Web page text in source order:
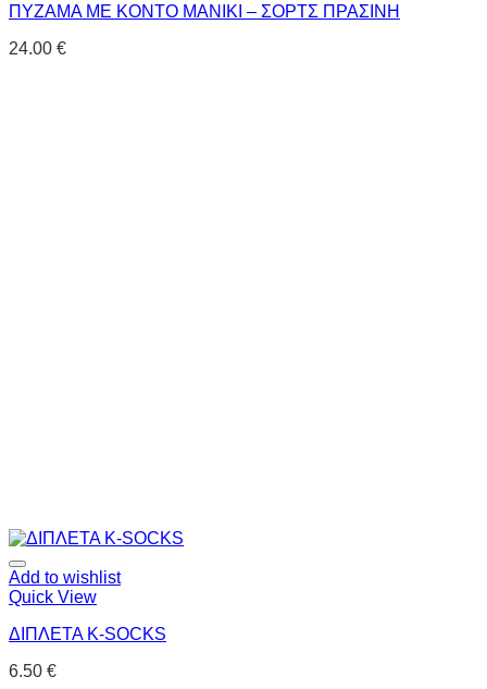
ΠΥΖΑΜΑ ΜΕ ΚΟΝΤΟ ΜΑΝΙΚΙ – ΣΟΡΤΣ ΠΡΑΣΙΝΗ
24.00 €
Add to wishlist
Quick View
ΔΙΠΛΕΤΑ K-SOCKS
6.50 €